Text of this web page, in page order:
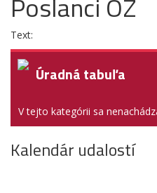
Text:
Úradná tabuľa
V tejto kategórii sa
Kalendár udalostí